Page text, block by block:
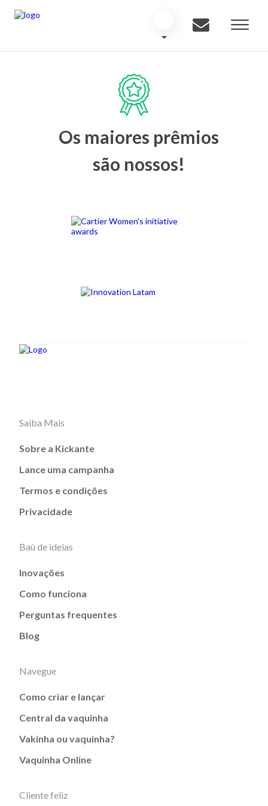
Os maiores prêmios
são nossos!
Saiba Mais
Sobre a Kickante
Lance uma campanha
Termos e condições
Privacidade
Baú de ideias
Inovações
Como funciona
Perguntas frequentes
Blog
Navegue
Como criar e lançar
Central da vaquinha
Vakinha ou vaquinha?
Vaquinha Online
Cliente feliz